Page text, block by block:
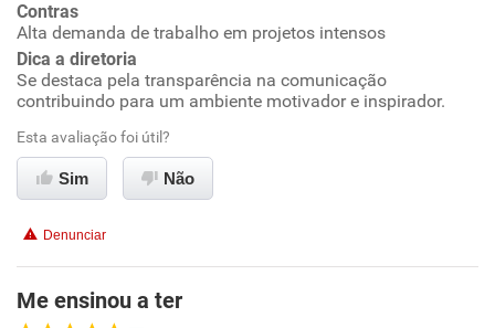
Recomenda esta empresa
Recomenda a diretoria
Contras
Alta demanda de trabalho em projetos intensos
Dica a diretoria
Se destaca pela transparência na comunicação
contribuindo para um ambiente motivador e inspirador.
Esta avaliação foi útil?
Sim Não
Denunciar
Me ensinou a ter